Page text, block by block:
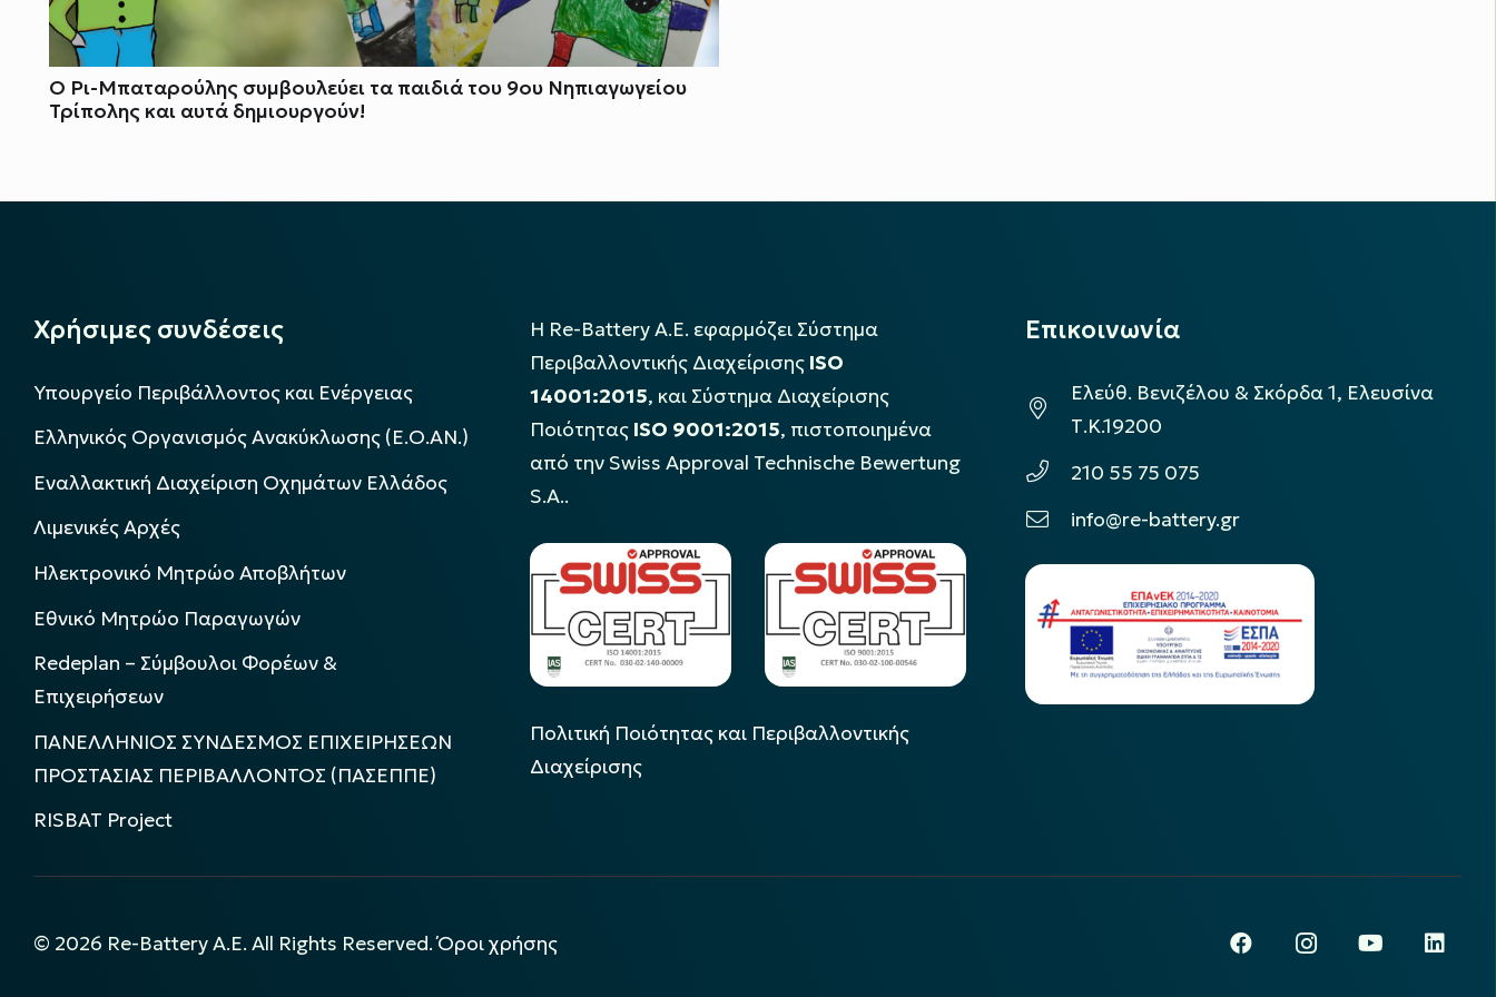
Ο Ρι-Μπαταρούλης συμβουλεύει τα παιδιά του 9ου Νηπιαγωγείου
Τρίπολης και αυτά δημιουργούν!
Χρήσιμες συνδέσεις
Υπουργείο Περιβάλλοντος και Ενέργειας
Ελληνικός Οργανισμός Ανακύκλωσης (Ε.Ο.ΑΝ.)
Εναλλακτική Διαχείριση Οχημάτων Ελλάδος
Λιμενικές Αρχές
Ηλεκτρονικό Μητρώο Αποβλήτων
Εθνικό Μητρώο Παραγωγών
Redeplan – Σύμβουλοι Φορέων &
Επιχειρήσεων
ΠΑΝΕΛΛΗΝΙΟΣ ΣΥΝΔΕΣΜΟΣ ΕΠΙΧΕΙΡΗΣΕΩΝ
ΠΡΟΣΤΑΣΙΑΣ ΠΕΡΙΒΑΛΛΟΝΤΟΣ (ΠΑΣΕΠΠΕ)
RISBAT Project
Η Re-Battery Α.Ε. εφαρμόζει Σύστημα
Περιβαλλοντικής Διαχείρισης ISO
14001:2015, και Σύστημα Διαχείρισης
Ποιότητας ISO 9001:2015, πιστοποιημένα
από την Swiss Approval Technische Bewertung
S.A..
Πολιτική Ποιότητας και Περιβαλλοντικής
Διαχείρισης
Επικοινωνία
Ελεύθ. Βενιζέλου & Σκόρδα 1, Ελευσίνα
Τ.Κ.19200
210 55 75 075
info@re-battery.gr
© 2026 Re-Battery A.E. All Rights Reserved.Όροι χρήσης